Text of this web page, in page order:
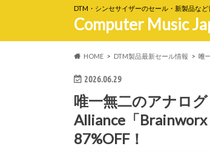
DTM・シンセサイザーのセール・新製品など
Computer Music
HOME DTM製品最新セール情報 唯
2026.06.29
唯一無二のアナロ
Alliance「Brainworx
87%OFF！